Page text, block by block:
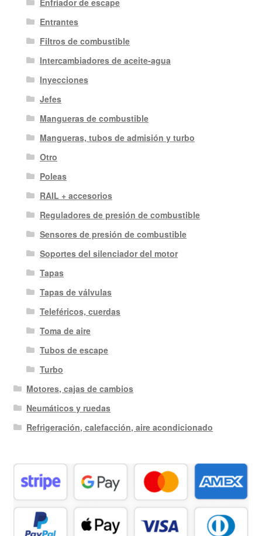
Entrantes
Filtros de combustible
Intercambiadores de aceite-agua
Inyecciones
Jefes
Mangueras de combustible
Mangueras, tubos de admisión y turbo
Otro
Poleas
RAIL + accesorios
Reguladores de presión de combustible
Sensores de presión de combustible
Soportes del silenciador del motor
Tapas
Tapas de válvulas
Teleféricos, cuerdas
Toma de aire
Tubos de escape
Turbo
Motores, cajas de cambios
Neumáticos y ruedas
Refrigeración, calefacción, aire acondicionado